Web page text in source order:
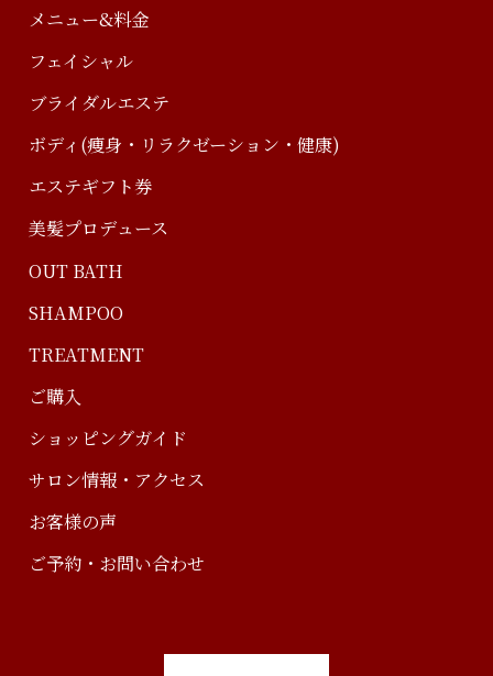
メニュー&料金
フェイシャル
ブライダルエステ
ボディ(痩身・リラクゼーション・健康)
エステギフト券
美髪プロデュース
OUT BATH
SHAMPOO
TREATMENT
ご購入
ショッピングガイド
サロン情報・アクセス
お客様の声
ご予約・お問い合わせ